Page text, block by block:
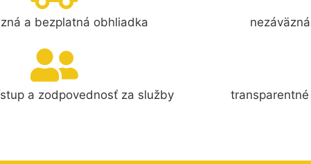
a bezplatná obhliadka
a zodpovednosť za služby